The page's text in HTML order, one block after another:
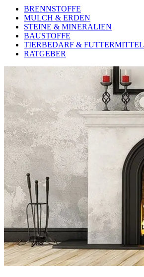
BRENNSTOFFE
MULCH & ERDEN
STEINE & MINERALIEN
BAUSTOFFE
TIERBEDARF & FUTTERMITTEL
RATGEBER